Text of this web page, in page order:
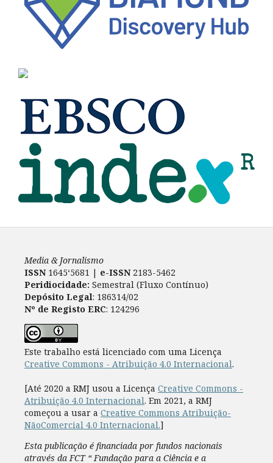
Media & Jornalismo
ISSN 1645‘5681 | e-ISSN2183-5462
Peridiocidade: Semestral (Fluxo Contínuo)
Depósito Legal: 186314/02
Nº de Registo ERC: 124296
Este trabalho está licenciado com uma Licença
Creative Commons - Atribuição 4.0 Internacional.
[Até 2020 a RMJ usou a Licença Creative Commons -
Atribuição 4.0 Internacional. Em 2021, a RMJ
começou a usar a Creative Commons Atribuição-
NãoComercial 4.0 Internacional.]
Esta publicação é financiada por fundos nacionais
através da FCT “ Fundação para a Ciência e a